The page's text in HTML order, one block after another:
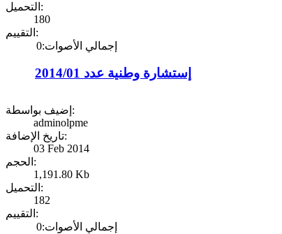
التحميل:
180
التقييم:
إجمالي الأصوات:0
إستشارة وطنية عدد 2014/01
إضيف بواسطة:
adminolpme
تاريخ الإضافة:
03 Feb 2014
الحجم:
1,191.80 Kb
التحميل:
182
التقييم:
إجمالي الأصوات:0